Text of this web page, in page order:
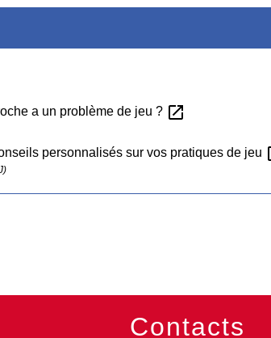
a un problème de jeu ? open_in_new
personnalisés sur vos pratiques de jeu
Contacts